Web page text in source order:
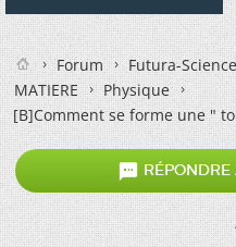
Forum
Futura-
MATIERE
Physique
[B]Comment se forme une "
